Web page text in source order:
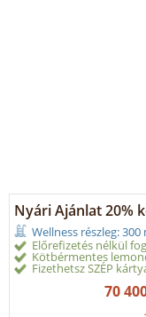
Nyári Ajánlat 20%
Wellness részleg: 300
Előrefizetés nélkül
Kötbérmentes
Fizethetsz SZÉP
70